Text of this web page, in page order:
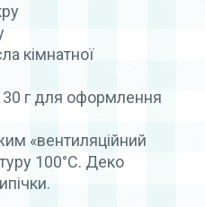
кімнатної
30 г для оформлення
«вентиляційний
100°С. Деко